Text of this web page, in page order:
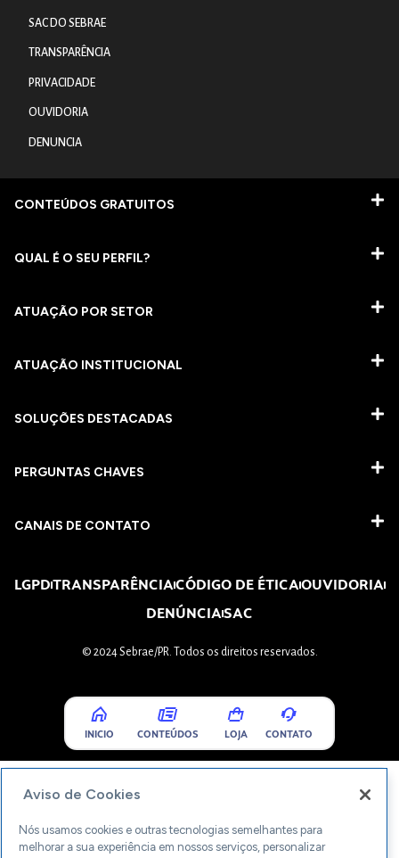
SAC DO SEBRAE
TRANSPARÊNCIA
PRIVACIDADE
OUVIDORIA
DENUNCIA
CONTEÚDOS GRATUITOS
QUAL É O SEU PERFIL?
ATUAÇÃO POR SETOR
ATUAÇÃO INSTITUCIONAL
SOLUÇÕES DESTACADAS
PERGUNTAS CHAVES​
CANAIS DE CONTATO
LGPDTRANSPARÊNCIACÓDIGO DE ÉTICAOUVIDORIA
DENÚNCIASAC
© 2024 Sebrae/PR. Todos os direitos reservados.
INICIO CONTEÚDOS LOJA CONTATO
Aviso de Cookies
Nós usamos cookies e outras tecnologias semelhantes para
melhorar a sua experiência em nossos serviços, personalizar